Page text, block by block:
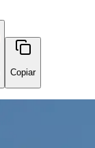
Copiar